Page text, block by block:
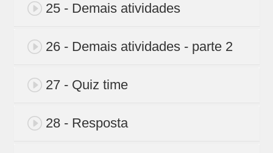
25 - Demais atividades
26 - Demais atividades - parte 2
27 - Quiz time
28 - Resposta